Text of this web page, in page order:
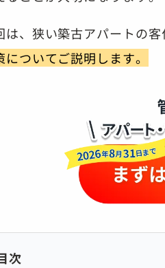
は、狭い築古アパートの客
についてご説明します。
次